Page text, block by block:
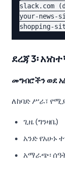
slack.com
your-news-
ደረጃ 3፡
መግብሮችን ወደ
ለከባድ ሥራ፣
ጊዜ (ግንዛቤ)
አንድ የአሁኑ
አማራጭ፡